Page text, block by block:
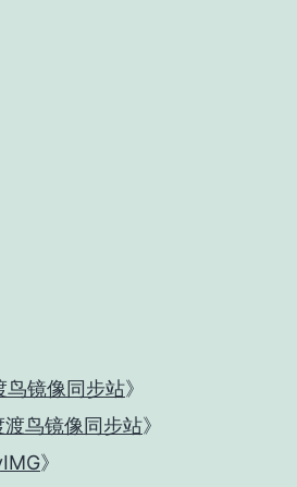
鸟镜像同步站》
渡鸟镜像同步站》
》